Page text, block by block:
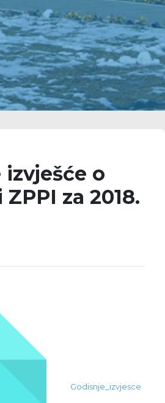
izvješće o
za 2018.
Godisnje_izvjesce